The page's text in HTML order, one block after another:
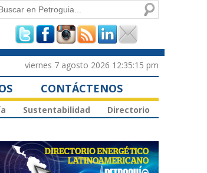
Formulario de
búsqueda
viernes 7 agosto 2026 12:35:15 pm
CONTÁCTENOS
Sustentabilidad Directorio